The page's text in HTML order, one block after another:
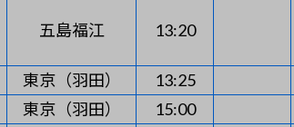
五島福江 13:20
東京（羽田） 13:25
東京（羽田） 15:00